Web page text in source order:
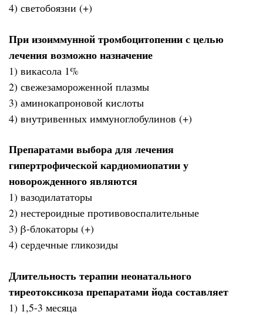
4) светобоязни (+)
При изоиммунной тромбоцитопении с целью
лечения возможно назначение
1) викасола 1%
2) свежезамороженной плазмы
3) аминокапроновой кислоты
4) внутривенных иммуноглобулинов (+)
Препаратами выбора для лечения
гипертрофической кардиомиопатии у
новорожденного являются
1) вазодилататоры
2) нестероидные противовоспалительные
3) β-блокаторы (+)
4) сердечные гликозиды
Длительность терапии неонатального
тиреотоксикоза препаратами йода составляет
1) 1,5-3 месяца